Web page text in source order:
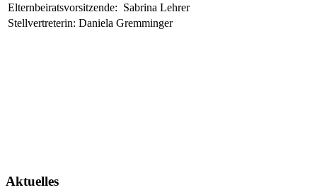
Elternbeiratsvorsitzende: Sabrina Lehrer
Stellvertreterin: Daniela Gremminger
Aktuelles